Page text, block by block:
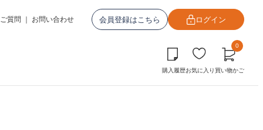
質問 お問い合わせ 会員登録はこちら ログイン
購入履歴お気に入り
0
買い物かご